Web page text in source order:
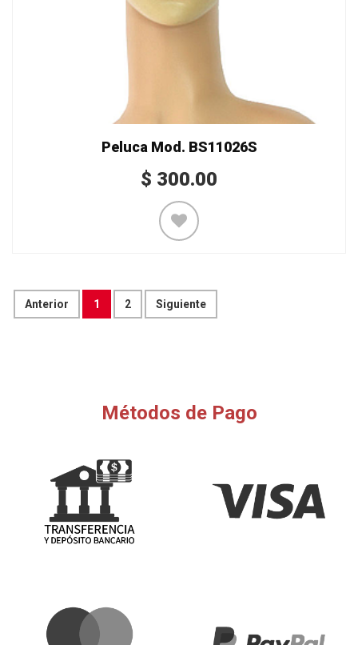
Peluca Mod. BS11026S
$ 300.00
Anterior 1 2 Siguiente
Métodos de Pago